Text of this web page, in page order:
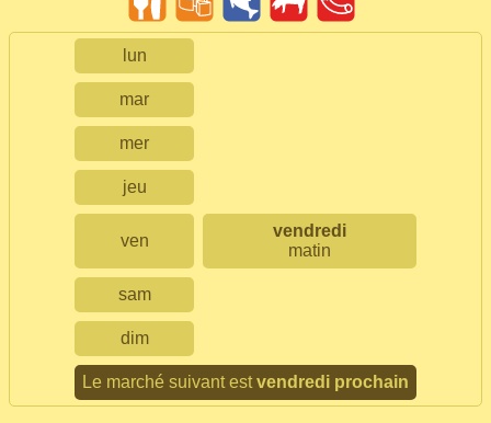
lun
mar
mer
jeu
ven
vendredi
matin
sam
dim
Le marché suivant estvendredi prochain